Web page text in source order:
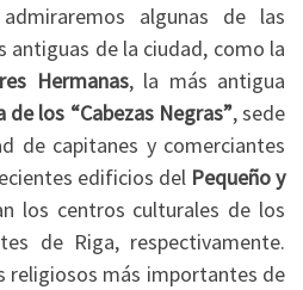
algunas de las
antiguas de la ciudad, como la
Hermanas, la más antigua
de los “Cabezas Negras”, sede
de capitanes y comerciantes
edificios del Pequeño y
los centros culturales de los
de Riga, respectivamente.
religiosos más importantes de